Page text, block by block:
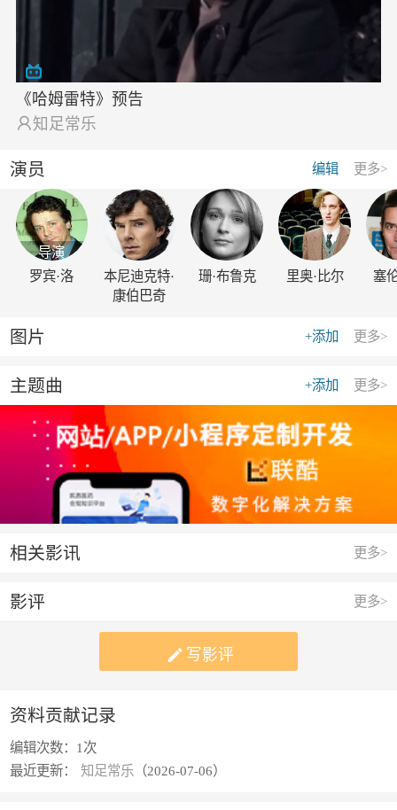
《哈姆雷特》预告
 知足常乐
更多>
编辑
演员
导演
罗宾·洛
本尼迪克特·
康伯巴奇
珊·布鲁克 里奥·比尔 塞
更多>
+添加
图片
更多>
+添加
主题曲
更多>
相关影讯
更多>
影评
 写影评
资料贡献记录
编辑次数： 1次
最近更新：
知足常乐 （2026-07-06）